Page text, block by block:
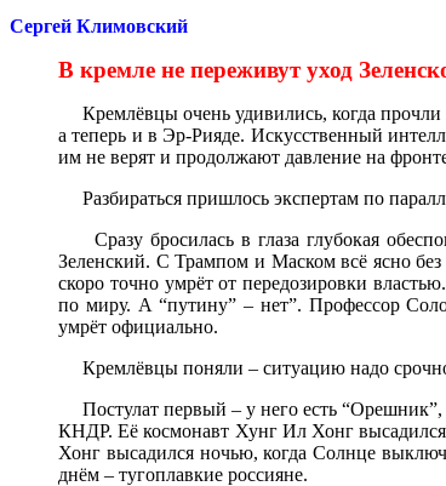
Сергей Климовский
В кремле не переживут уход
Кремлёвцы очень удивились, когда
а теперь и в Эр-Рияде. Искусственный
им не верят и продолжают давление на
Разбираться пришлось экспертам по
Сразу бросилась в глаза глубокая
Зеленский. С Трампом и Маском всё ясно
скоро точно умрёт от передозировки
по миру. А “путину” – нет”. Профессор
умрёт официально.
Кремлёвцы поняли – ситуацию надо срочно
Постулат первый – у него есть “Орешник”,
КНДР. Её космонавт Хунг Ил Хонг высадился
Хонг высадился ночью, когда Солнце
днём – тугоплавкие россияне.